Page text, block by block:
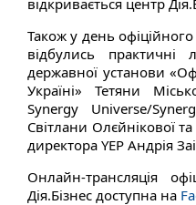
Також у день офіційного
відбулись практичні
державної установи
Україні» Тетяни
Synergy Universe/
Світлани Олєйнікової
директора YEP Андрія
Онлайн-трансляція
Дія.Бізнес доступна на